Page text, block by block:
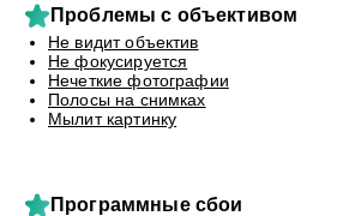
Проблемы с объективом
Не видит объектив
Не фокусируется
Нечеткие фотографии
Полосы на снимках
Мылит картинку
Программные сбои